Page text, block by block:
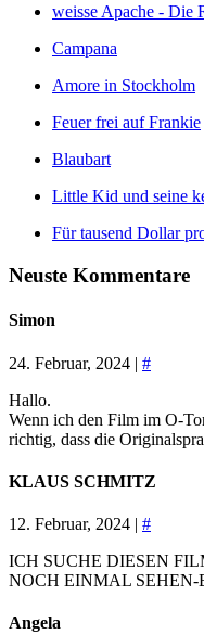
weisse Apache - Die
Campana
Amore in Stockholm
Feuer frei auf Frankie
Blaubart
Little Kid und seine
Für tausend Dollar
Neuste Kommentare
Simon
24. Februar, 2024 | #
Hallo.
Wenn ich den Film im O-
richtig, dass die
KLAUS SCHMITZ
12. Februar, 2024 | #
ICH SUCHE DIESEN
NOCH EINMAL
Angela